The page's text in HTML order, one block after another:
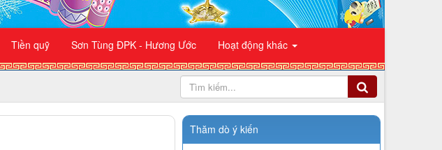
Tiền quỹ Sơn Tùng ĐPK - Hương Ước Hoạt động khác
Thăm dò ý kiến